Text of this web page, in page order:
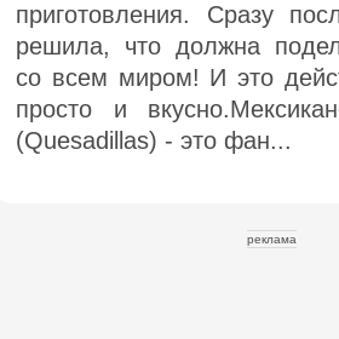
приготовления. Сразу
решила, что должна
со всем миром! И это
просто и
(Quesadillas) - это фан...
реклама